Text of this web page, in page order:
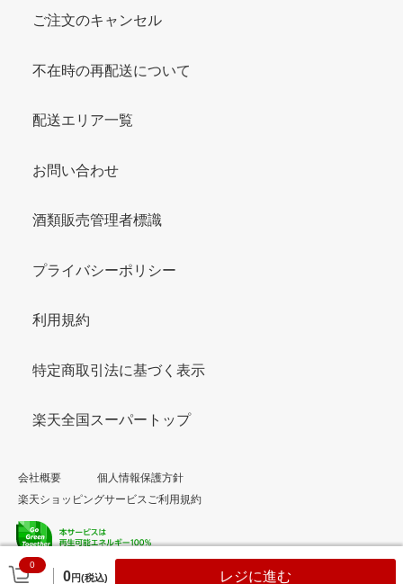
0
0円(税込) レジに進む
ご注文のキャンセル
不在時の再配送について
配送エリア一覧
お問い合わせ
酒類販売管理者標識
プライバシーポリシー
利用規約
特定商取引法に基づく表示
楽天全国スーパートップ
会社概要
個人情報保護方針
楽天ショッピングサービスご利用規約
© Rakuten Group, Inc.